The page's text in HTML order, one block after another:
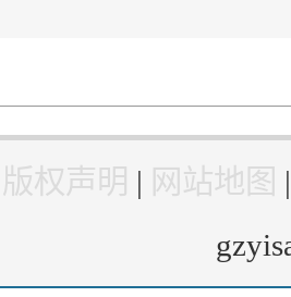
版权声明 | 网站地图